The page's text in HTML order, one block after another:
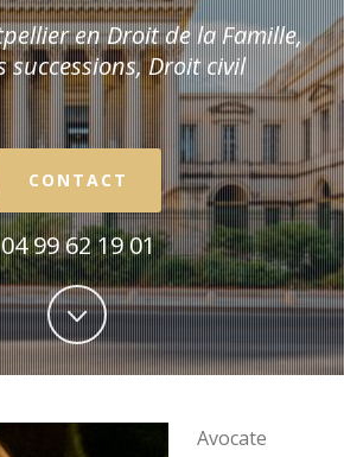
en Droit de la Famille,
successions, Droit civil
CONTACT
04 99 62 19 01
Avocate